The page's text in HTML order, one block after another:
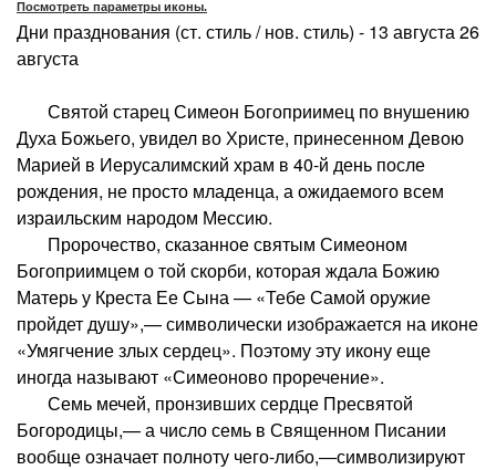
Посмотреть параметры иконы.
Дни празднования (ст. стиль / нов. стиль) - 13 августа 26
августа
Святой старец Симеон Богоприимец по внушению
Духа Божьего, увидел во Христе, принесенном Девою
Марией в Иерусалимский храм в 40-й день после
рождения, не просто младенца, а ожидаемого всем
израильским народом Мессию.
Пророчество, сказанное святым Симеоном
Богоприимцем о той скорби, которая ждала Божию
Матерь у Креста Ее Сына — «Тебе Самой оружие
пройдет душу»,— символически изображается на иконе
«Умягчение злых сердец». Поэтому эту икону еще
иногда называют «Симеоново проречение».
Семь мечей, пронзивших сердце Пресвятой
Богородицы,— а число семь в Священном Писании
вообще означает полноту чего-либо,—символизируют